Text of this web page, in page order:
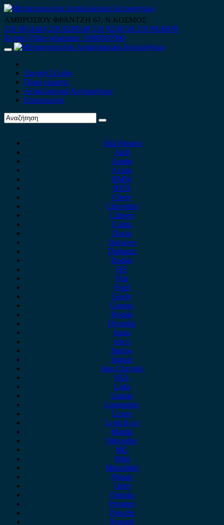
Skip
to
content
ΑΜΒΡΟΣΙΟΥ ΦΡΑΝΤΖΗ 67, Ν.ΚΟΣΜΟΣ
210 9012444 210 9239148 210 9238158 210 9026839
Κινητό-Viber-whatsapp : 6980507900
Primary
Αρχική Σελίδα
Ποιοί είμαστε
Ανταλλακτικά Αυτοκινήτων
Επικοινωνία
Alfa Romeo
Audi
Austin
Acura
BMW
BYD
Chery
Chevrolet
Citroen
Cupra
Dacia
Daewoo
Daihatsu
Dodge
DS
Fiat
Ford
Geely
Gonow
Honda
Hyundai
Isuzu
iveco
Jaecoo
Jaguar
Jeep Chrysler
KIA
Lada
Lancia
Leapmotor
Lexus
Lynk & co
Mazda
Mercedes
MG
Mini
Mitsubishi
Nissan
Opel
Omoda
Peugeot
Porsche
Renault